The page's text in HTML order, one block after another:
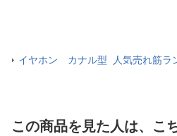
イヤホン カナル型 人気売れ筋ラ
この商品を見た人は、こ